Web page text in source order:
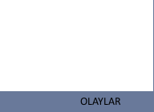
OLAYLAR